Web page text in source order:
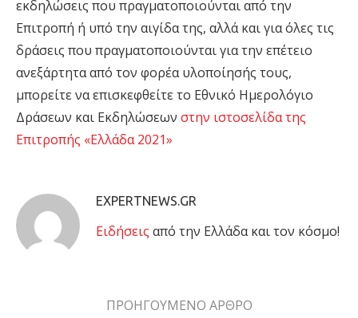
εκδηλώσεις που πραγματοποιούνται από την
Επιτροπή ή υπό την αιγίδα της, αλλά και για όλες τις
δράσεις που πραγματοποιούνται για την επέτειο
ανεξάρτητα από τον φορέα υλοποίησής τους,
μπορείτε να επισκεφθείτε το Εθνικό Ημερολόγιο
Δράσεων και Εκδηλώσεων στην ιστοσελίδα της
Επιτροπής «Ελλάδα 2021»
EXPERTNEWS.GR
Eιδήσεις από την Ελλάδα και τον κόσμο!
ΠΡΟΗΓΟΥΜΕΝΟ ΑΡΘΡΟ